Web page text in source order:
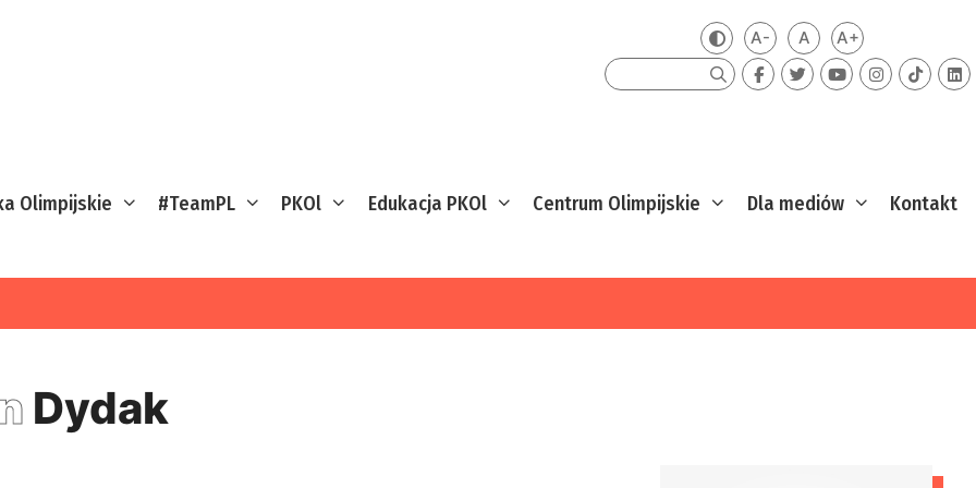
Zmień kontrast
A-Mniejsza czcionka
ADomyślna czcionka
A+Większa
Szukaj
Olimpijskie #TeamPL PKOl Edukacja PKOl Centrum Olimpijskie Dla mediów Kontakt
Dydak